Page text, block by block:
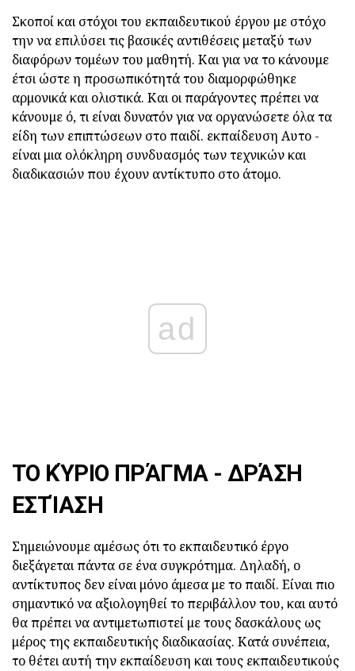
Σκοποί και στόχοι του εκπαιδευτικού έργου με στόχο
την να επιλύσει τις βασικές αντιθέσεις μεταξύ των
διαφόρων τομέων του μαθητή. Και για να το κάνουμε
έτσι ώστε η προσωπικότητά του διαμορφώθηκε
αρμονικά και ολιστικά. Και οι παράγοντες πρέπει να
κάνουμε ό, τι είναι δυνατόν για να οργανώσετε όλα τα
είδη των επιπτώσεων στο παιδί. εκπαίδευση Αυτο -
είναι μια ολόκληρη συνδυασμός των τεχνικών και
διαδικασιών που έχουν αντίκτυπο στο άτομο.
ad
ΤΟ ΚΎΡΙΟ ΠΡΆΓΜΑ - ΔΡΆΣΗ
ΕΣΤΊΑΣΗ
Σημειώνουμε αμέσως ότι το εκπαιδευτικό έργο
διεξάγεται πάντα σε ένα συγκρότημα. Δηλαδή, ο
αντίκτυπος δεν είναι μόνο άμεσα με το παιδί. Είναι πιο
σημαντικό να αξιολογηθεί το περιβάλλον του, και αυτό
θα πρέπει να αντιμετωπιστεί με τους δασκάλους ως
μέρος της εκπαιδευτικής διαδικασίας. Κατά συνέπεια,
το θέτει αυτή την εκπαίδευση και τους εκπαιδευτικούς